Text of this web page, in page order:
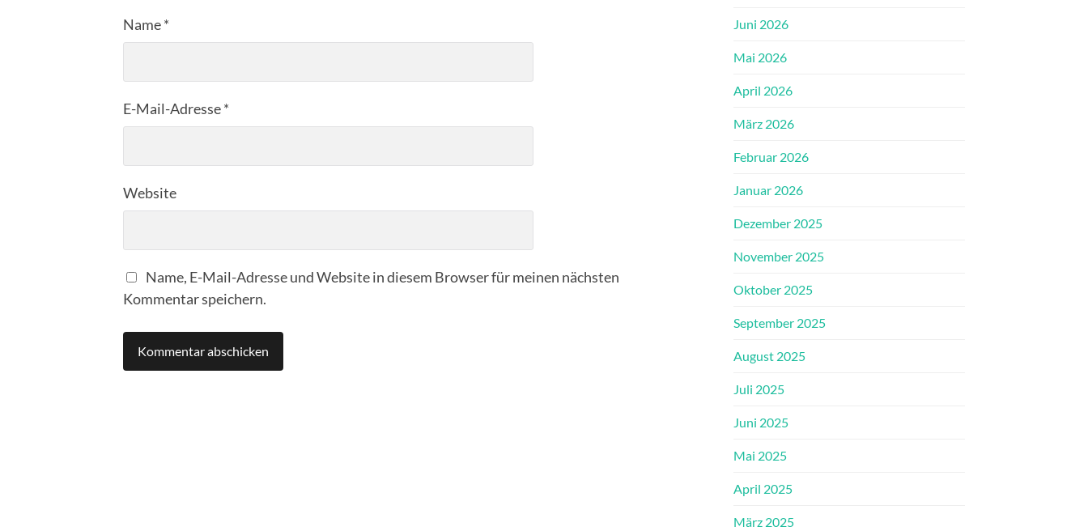
Name*
E-Mail-Adresse*
Website
Name, E-Mail-Adresse und Website in diesem Browser für meinen nächsten
Kommentar speichern.
Juni 2026
Mai 2026
April 2026
März 2026
Februar 2026
Januar 2026
Dezember 2025
November 2025
Oktober 2025
September 2025
August 2025
Juli 2025
Juni 2025
Mai 2025
April 2025
März 2025